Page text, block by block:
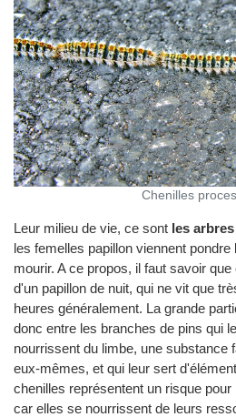
Chenilles
Leur milieu de vie, ce sont les
les femelles papillon viennent
mourir. A ce propos, il faut savoir
d'un papillon de nuit, qui ne vit que
heures généralement. La grande
donc entre les branches de pins qui
nourrissent du limbe, une substance
eux-mêmes, et qui leur sert
chenilles représentent un risque
car elles se nourrissent de leurs